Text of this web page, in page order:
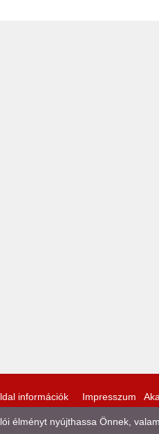
információk Impresszum
élményt nyújthassa Önnek,